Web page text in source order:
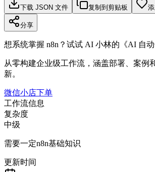
下载 JSON 文件 复制到剪贴板
分享
想系统掌握 n8n？试试 AI 小林的《AI 自动
从零构建企业级工作流，涵盖部署、案例
新。
微信小店下单
工作流信息
复杂度
中级
需要一定n8n基础知识
更新时间